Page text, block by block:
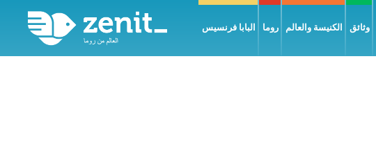
البابا فرنسيس روما الكنيسة والعالم وثائق